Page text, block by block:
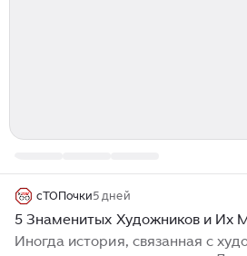
сТОПочки5 дней
5 Знаменитых Художников и Их
Иногда история, связанная с